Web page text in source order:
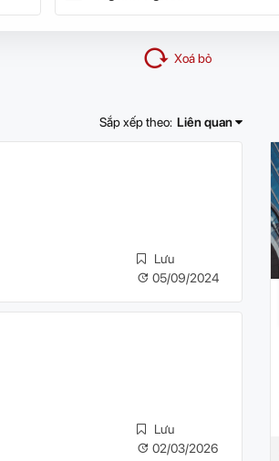
Xoá bỏ
Sắp xếp theo: Liên quan
Lưu
05/09/2024
Lưu
02/03/2026